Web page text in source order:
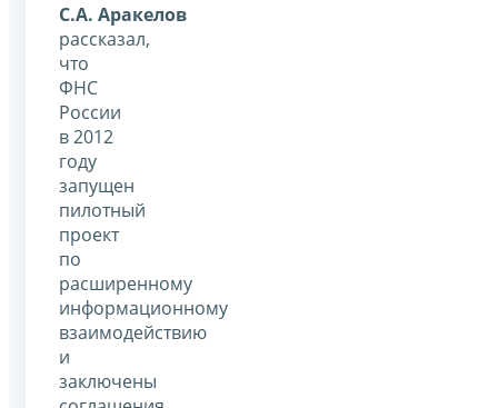
С.А. Аракелов
рассказал,
что
ФНС
России
в 2012
году
запущен
пилотный
проект
по
расширенному
информационному
взаимодействию
и
заключены